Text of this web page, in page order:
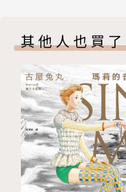
其他人也買了